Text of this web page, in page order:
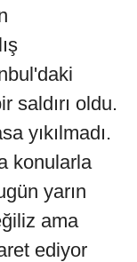
saldırı oldu.
yıkılmadı.
konularla
yarın
ama
ediyor